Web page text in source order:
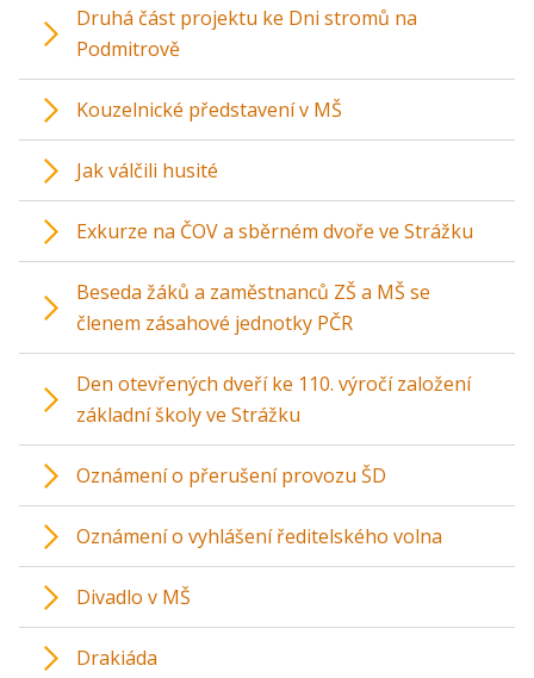
Druhá část projektu ke Dni stromů na
Podmitrově
Kouzelnické představení v MŠ
Jak válčili husité
Exkurze na ČOV a sběrném dvoře ve Strážku
Beseda žáků a zaměstnanců ZŠ a MŠ se
členem zásahové jednotky PČR
Den otevřených dveří ke 110. výročí založení
základní školy ve Strážku
Oznámení o přerušení provozu ŠD
Oznámení o vyhlášení ředitelského volna
Divadlo v MŠ
Drakiáda